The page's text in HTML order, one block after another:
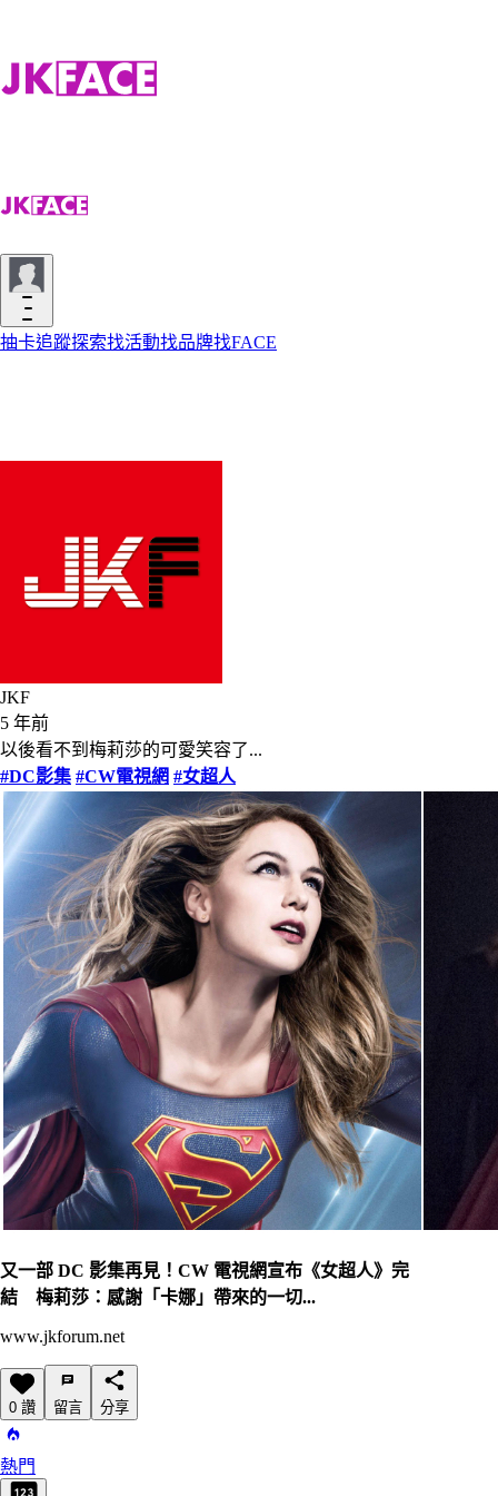
抽卡追蹤探索找活動找品牌找FACE
JKF
5 年前
以後看不到梅莉莎的可愛笑容了...
#DC影集 #CW電視網 #女超人
又一部 DC 影集再見！CW 電視網宣布《女超人》完
結 梅莉莎：感謝「卡娜」帶來的一切...
www.jkforum.net
0 讚 留言 分享
熱門